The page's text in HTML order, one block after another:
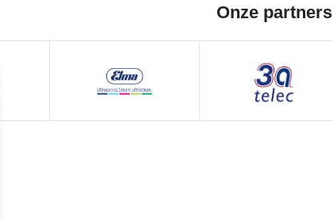
Onze partners